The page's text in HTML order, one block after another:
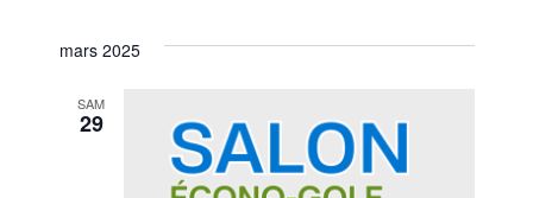
mars 2025
SAM
29